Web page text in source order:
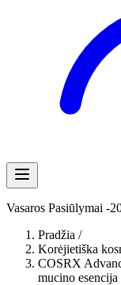
Vasaros Pasiūlymai -
Pradžia /
Korėjietiška
COSRX
mucino esencija